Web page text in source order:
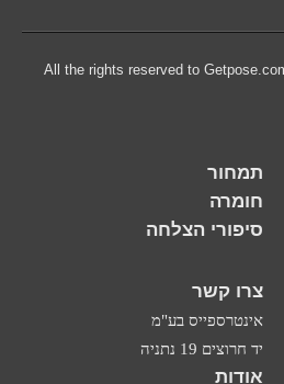
תמחור
חומרה
סיפורי הצלחה
צרו קשר
אינטרספייס בע"מ
יד חרוצים 19 נתניה
אודות